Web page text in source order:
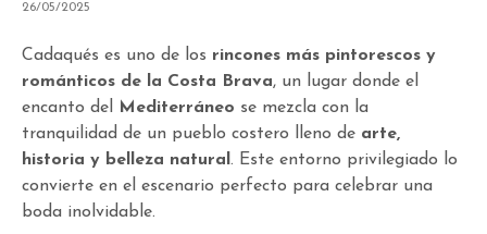
26/05/2025
Cadaqués es uno de los rincones más pintorescos y
románticos de la Costa Brava, un lugar donde el
encanto del Mediterráneo se mezcla con la
tranquilidad de un pueblo costero lleno de arte,
historia y belleza natural. Este entorno privilegiado lo
convierte en el escenario perfecto para celebrar una
boda inolvidable.